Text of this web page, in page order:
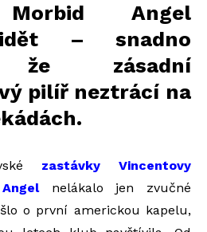
Angel
– snadno
že zásadní
pilíř neztrácí na
zastávky Vincentovy
nelákalo jen zvučné
o první americkou kapelu,